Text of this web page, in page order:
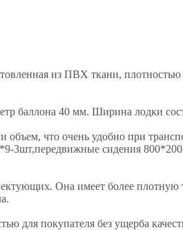
из ПВХ ткани,
баллона 40 мм. Ширина лодки
что очень удобно при
сидения
Она имеет более
для покупателя без ущерба